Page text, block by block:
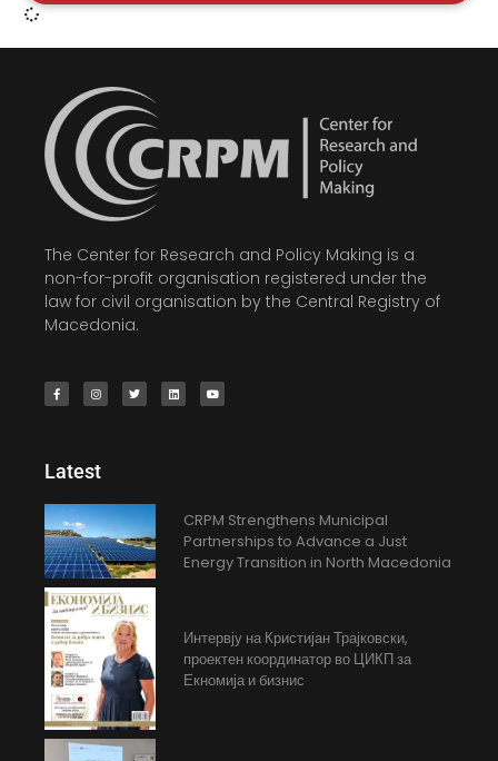
The Center for Research and Policy Making is a
non-for-profit organisation registered under the
law for civil organisation by the Central Registry of
Macedonia.
Latest
CRPM Strengthens Municipal
Partnerships to Advance a Just
Energy Transition in North Macedonia
Интервју на Кристијан Трајковски,
проектен координатор во ЦИКП за
Екномија и бизнис